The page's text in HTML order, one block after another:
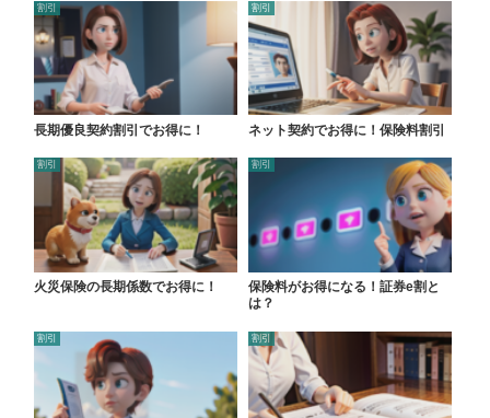
割引
長期優良契約割引でお得に！
割引
ネット契約でお得に！保険料割引
割引
火災保険の長期係数でお得に！
割引
保険料がお得になる！証券e割と
は？
割引 割引